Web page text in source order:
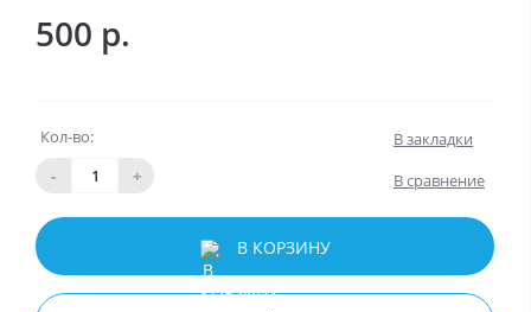
500 р.
Кол-во:
-
+
В закладки
В сравнение
В КОРЗИНУ